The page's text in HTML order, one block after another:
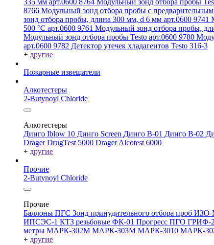
335 мм арт.0600 8764 Модульный зонд отбора пробы
8766 Модульный зонд отбора пробы с
зонд отбора пробы, длина 300 мм, d 6 мм арт.0600 9741
500 °C арт.0600 9761 Модульный зонд отбора пробы,
Модульный зонд отбора пробы Testo арт.0600 9780
арт.0600 9782 Детектор утечек хладагентов Testo 316-3
+ другие
Пожарные извещатели
Алкотестеры
2-Butynoyl Chloride
Алкотестеры
Динго Iblow 10 Динго Screen Динго В-01 Динго В-02
Drager DrugTest 5000 Drager Alcotest 6000
+ другие
Прочие
2-Butynoyl Chloride
Прочие
Баллоны ПГС Зонд принудительного отбора проб ИЗО-
ИПСЭС-1 КТЗ резьбовые ФК-01 Прогресс ПГО ГРИФ-2
метры МАРК-302М МАРК-303М МАРК-3010 МАРК-
+ другие